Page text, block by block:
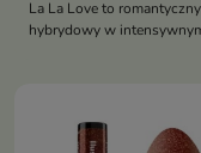
La La Love to
hybrydowy w